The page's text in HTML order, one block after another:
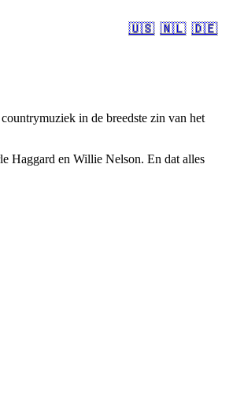
🇺🇸 🇳🇱 🇩🇪
in de breedste zin van het
Haggard en Willie Nelson. En dat alles